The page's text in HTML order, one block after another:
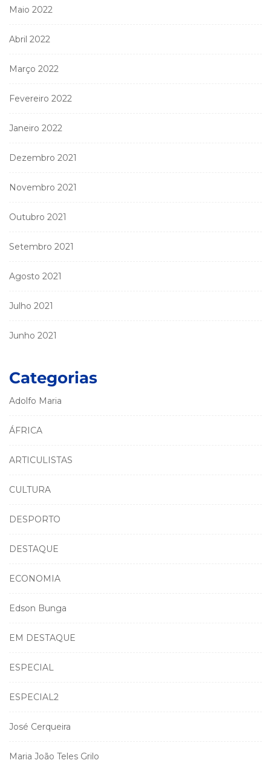
Maio 2022
Abril 2022
Março 2022
Fevereiro 2022
Janeiro 2022
Dezembro 2021
Novembro 2021
Outubro 2021
Setembro 2021
Agosto 2021
Julho 2021
Junho 2021
Categorias
Adolfo Maria
ÁFRICA
ARTICULISTAS
CULTURA
DESPORTO
DESTAQUE
ECONOMIA
Edson Bunga
EM DESTAQUE
ESPECIAL
ESPECIAL2
José Cerqueira
Maria João Teles Grilo